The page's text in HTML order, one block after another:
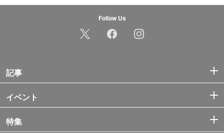
Follow Us
記事
イベント
特集